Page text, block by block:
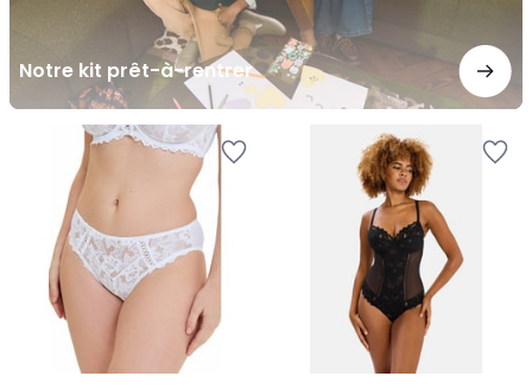
Notre kit prêt-à-rentrer